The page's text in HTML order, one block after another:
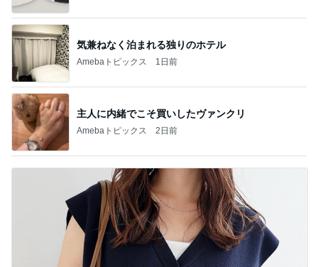
気兼ねなく泊まれる独りのホテル
Amebaトピックス 1日前
主人に内緒でこそ買いしたヴァンクリ
Amebaトピックス 2日前